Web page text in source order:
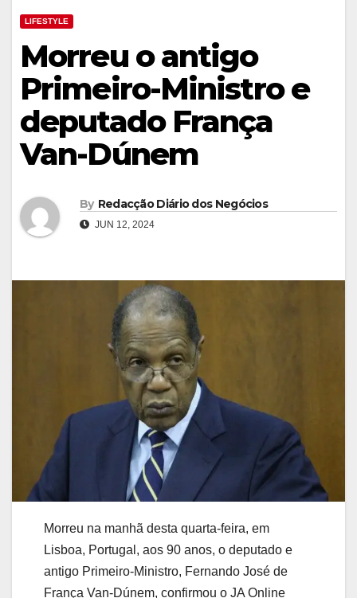
LIFESTYLE
Morreu o antigo
Primeiro-Ministro e
deputado França
Van-Dúnem
By Redacção Diário dos Negócios
JUN 12, 2024
Morreu na manhã desta quarta-feira, em
Lisboa, Portugal, aos 90 anos, o deputado e
antigo Primeiro-Ministro, Fernando José de
França Van-Dúnem, confirmou o JA Online